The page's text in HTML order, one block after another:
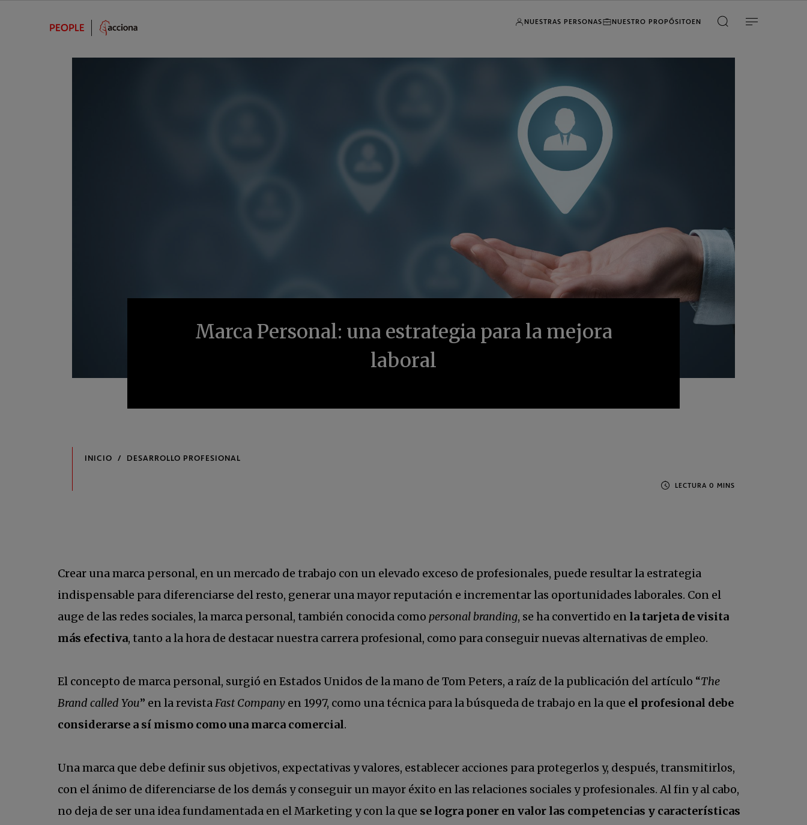
Marca Personal: una estrategia para la mejora
laboral
Crear una marca personal, en un mercado de trabajo con un elevado exceso de profesionales, puede resultar la estrategia
indispensable para diferenciarse del resto, generar una mayor reputación e incrementar las oportunidades laborales. Con el
auge de las redes sociales, la marca personal, también conocida como personal branding, se ha convertido en la tarjeta de visita
más efectiva, tanto a la hora de destacar nuestra carrera profesional, como para conseguir nuevas alternativas de empleo.
El concepto de marca personal, surgió en Estados Unidos de la mano de Tom Peters, a raíz de la publicación del artículo “The
Brand called You” en la revistaFast Company en 1997, como una técnica para la búsqueda de trabajo en la que el profesional debe
considerarse a sí mismo como una marca comercial.
Una marca que debe definir sus objetivos, expectativas y valores, establecer acciones para protegerlos y, después, transmitirlos,
con el ánimo de diferenciarse de los demás y conseguir un mayor éxito en las relaciones sociales y profesionales. Al fin y al cabo,
no deja de ser una idea fundamentada en el Marketing y con la que se logra poner en valor las competencias y características